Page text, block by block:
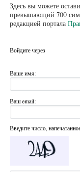
Здесь вы можете
превышающий 700
редакцией портала
Войдите через
Ваше имя:
Ваш email:
Введите число,